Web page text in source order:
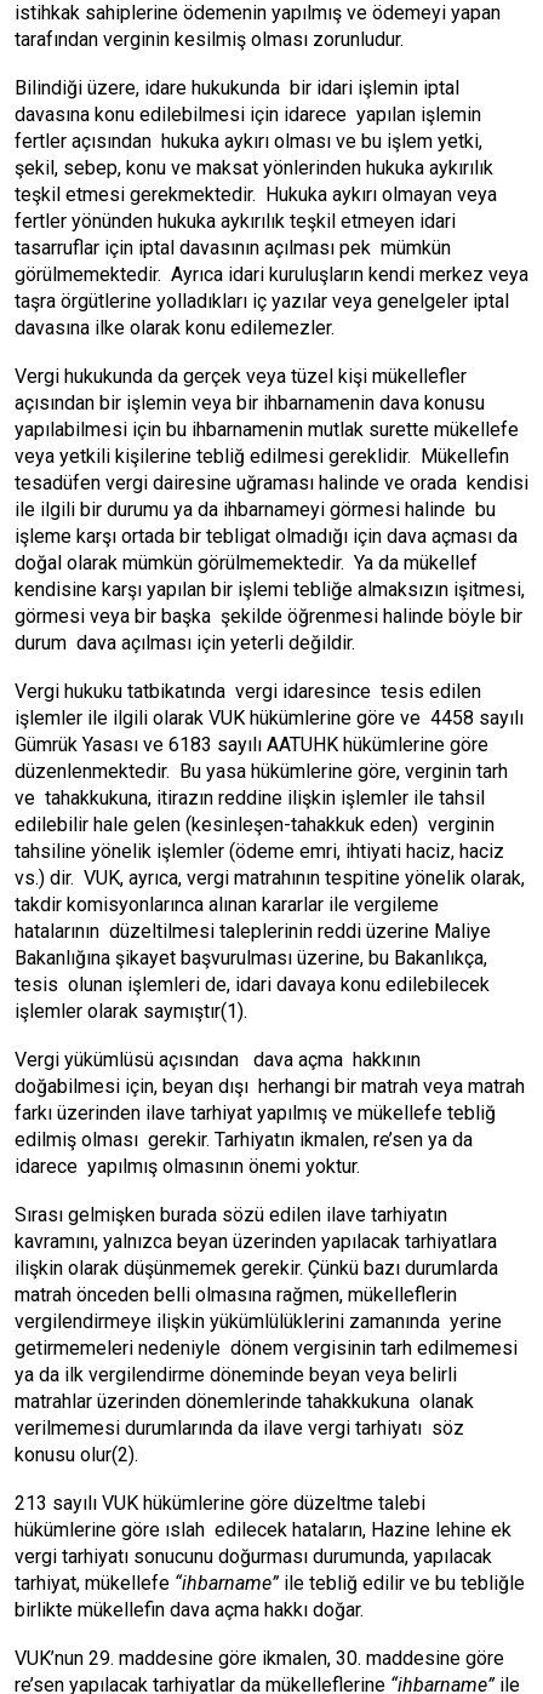
istihkak sahiplerine ödemenin yapılmış ve ödemeyi yapan
tarafından verginin kesilmiş olması zorunludur.
Bilindiği üzere, idare hukukunda bir idari işlemin iptal
davasına konu edilebilmesi için idarece yapılan işlemin
fertler açısından hukuka aykırı olması ve bu işlem yetki,
şekil, sebep, konu ve maksat yönlerinden hukuka aykırılık
teşkil etmesi gerekmektedir. Hukuka aykırı olmayan veya
fertler yönünden hukuka aykırılık teşkil etmeyen idari
tasarruflar için iptal davasının açılması pek mümkün
görülmemektedir. Ayrıca idari kuruluşların kendi merkez veya
taşra örgütlerine yolladıkları iç yazılar veya genelgeler iptal
davasına ilke olarak konu edilemezler.
Vergi hukukunda da gerçek veya tüzel kişi mükellefler
açısından bir işlemin veya bir ihbarnamenin dava konusu
yapılabilmesi için bu ihbarnamenin mutlak surette mükellefe
veya yetkili kişilerine tebliğ edilmesi gereklidir. Mükellefin
tesadüfen vergi dairesine uğraması halinde ve orada kendisi
ile ilgili bir durumu ya da ihbarnameyi görmesi halinde bu
işleme karşı ortada bir tebligat olmadığı için dava açması da
doğal olarak mümkün görülmemektedir. Ya da mükellef
kendisine karşı yapılan bir işlemi tebliğe almaksızın işitmesi,
görmesi veya bir başka şekilde öğrenmesi halinde böyle bir
durum dava açılması için yeterli değildir.
Vergi hukuku tatbikatında vergi idaresince tesis edilen
işlemler ile ilgili olarak VUK hükümlerine göre ve 4458 sayılı
Gümrük Yasası ve 6183 sayılı AATUHK hükümlerine göre
düzenlenmektedir. Bu yasa hükümlerine göre, verginin tarh
ve tahakkukuna, itirazın reddine ilişkin işlemler ile tahsil
edilebilir hale gelen (kesinleşen-tahakkuk eden) verginin
tahsiline yönelik işlemler (ödeme emri, ihtiyati haciz, haciz
vs.) dir. VUK, ayrıca, vergi matrahının tespitine yönelik olarak,
takdir komisyonlarınca alınan kararlar ile vergileme
hatalarının düzeltilmesi taleplerinin reddi üzerine Maliye
Bakanlığına şikayet başvurulması üzerine, bu Bakanlıkça,
tesis olunan işlemleri de, idari davaya konu edilebilecek
işlemler olarak saymıştır(1).
Vergi yükümlüsü açısından dava açma hakkının
doğabilmesi için, beyan dışı herhangi bir matrah veya matrah
farkı üzerinden ilave tarhiyat yapılmış ve mükellefe tebliğ
edilmiş olması gerekir. Tarhiyatın ikmalen, re’sen ya da
idarece yapılmış olmasının önemi yoktur.
Sırası gelmişken burada sözü edilen ilave tarhiyatın
kavramını, yalnızca beyan üzerinden yapılacak tarhiyatlara
ilişkin olarak düşünmemek gerekir. Çünkü bazı durumlarda
matrah önceden belli olmasına rağmen, mükelleflerin
vergilendirmeye ilişkin yükümlülüklerini zamanında yerine
getirmemeleri nedeniyle dönem vergisinin tarh edilmemesi
ya da ilk vergilendirme döneminde beyan veya belirli
matrahlar üzerinden dönemlerinde tahakkukuna olanak
verilmemesi durumlarında da ilave vergi tarhiyatı söz
konusu olur(2).
213 sayılı VUK hükümlerine göre düzeltme talebi
hükümlerine göre ıslah edilecek hataların, Hazine lehine ek
vergi tarhiyatı sonucunu doğurması durumunda, yapılacak
tarhiyat, mükellefe “ihbarname”ile tebliğ edilir ve bu tebliğle
birlikte mükellefin dava açma hakkı doğar.
VUK’nun 29. maddesine göre ikmalen, 30. maddesine göre
re’sen yapılacak tarhiyatlar da mükelleflerine “ihbarname”ile